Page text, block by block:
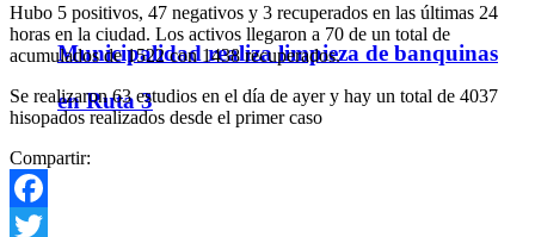
Municipalidad realiza limpieza de banquinas
en Ruta 3
Hubo 5 positivos, 47 negativos y 3 recuperados en las últimas 24
horas en la ciudad. Los activos llegaron a 70 de un total de
acumulados de 1522 con 1438 recuperados.
Se realizaron 63 estudios en el día de ayer y hay un total de 4037
hisopados realizados desde el primer caso
Compartir:
Facebook